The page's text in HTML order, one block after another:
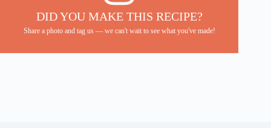
DID YOU MAKE THIS RECIPE?
Share a photo and tag us — we can't wait to see what you've made!